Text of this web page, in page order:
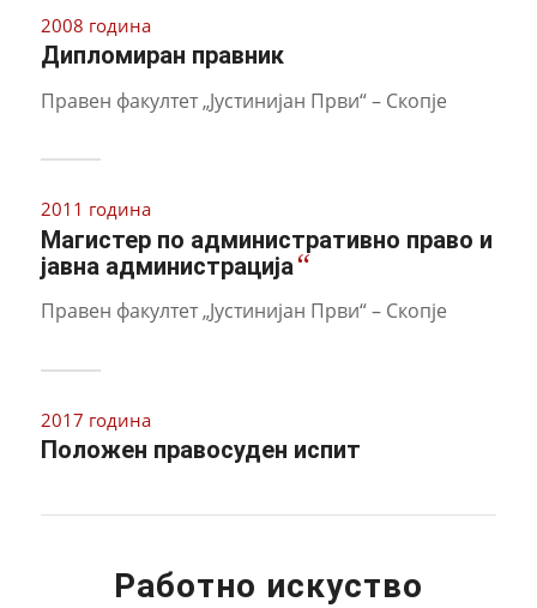
2008 година
Дипломиран правник
Правен факултет „Јустинијан Први“ – Скопје
2011 година
Магистер по административно право и
јавна администрација“
Правен факултет „Јустинијан Први“ – Скопје
2017 година
Положен правосуден испит
Работно искуство